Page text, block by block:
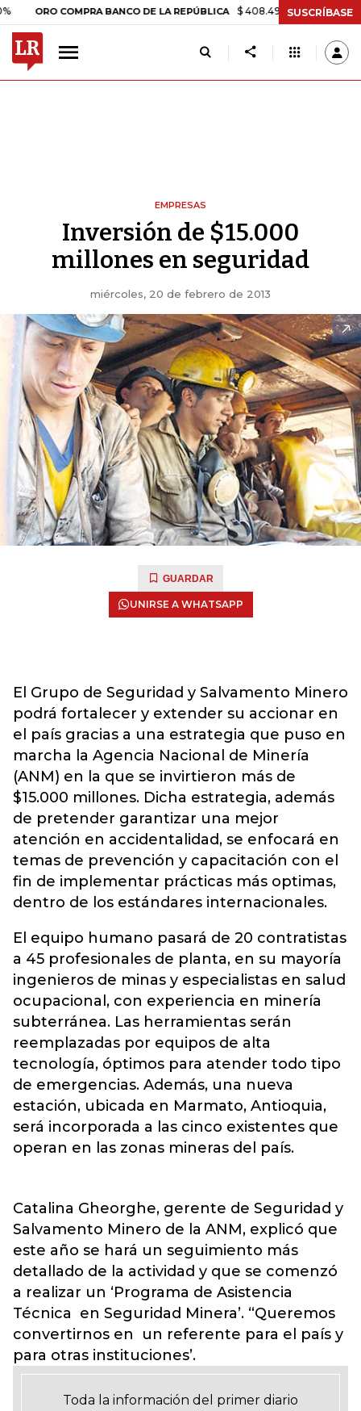
COMPRA BANCO DE LA REPÚBLICA $ 408.498,97 +$ 8.753,81 +2,19%
SUSCRÍBASE
EMPRESAS
Inversión de $15.000
millones en seguridad
miércoles, 20 de febrero de 2013
GUARDAR
UNIRSE A WHATSAPP
El Grupo de Seguridad y Salvamento Minero
podrá fortalecer y extender su accionar en
el país gracias a una estrategia que puso en
marcha la Agencia Nacional de Minería
(ANM) en la que se invirtieron más de
$15.000 millones. Dicha estrategia, además
de pretender garantizar una mejor
atención en accidentalidad, se enfocará en
temas de prevención y capacitación con el
fin de implementar prácticas más optimas,
dentro de los estándares internacionales.
El equipo humano pasará de 20 contratistas
a 45 profesionales de planta, en su mayoría
ingenieros de minas y especialistas en salud
ocupacional, con experiencia en minería
subterránea. Las herramientas serán
reemplazadas por equipos de alta
tecnología, óptimos para atender todo tipo
de emergencias. Además, una nueva
estación, ubicada en Marmato, Antioquia,
será incorporada a las cinco existentes que
operan en las zonas mineras del país.
Catalina Gheorghe, gerente de Seguridad y
Salvamento Minero de la ANM, explicó que
este año se hará un seguimiento más
detallado de la actividad y que se comenzó
a realizar un ‘Programa de Asistencia
Técnica en Seguridad Minera’. “Queremos
convertirnos en un referente para el país y
para otras instituciones’.
Toda la información del primer diario